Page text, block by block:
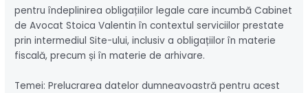
pentru îndeplinirea obligațiilor legale care incumbă Cabinet
de Avocat Stoica Valentin în contextul serviciilor prestate
prin intermediul Site-ului, inclusiv a obligațiilor în materie
fiscală, precum și în materie de arhivare.
Temei: Prelucrarea datelor dumneavoastră pentru acest